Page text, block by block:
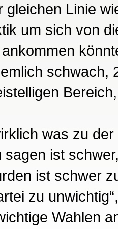
gleichen Linie
um sich von
schwach,
was zu
sagen ist
ist schwer
zu
Wahlen